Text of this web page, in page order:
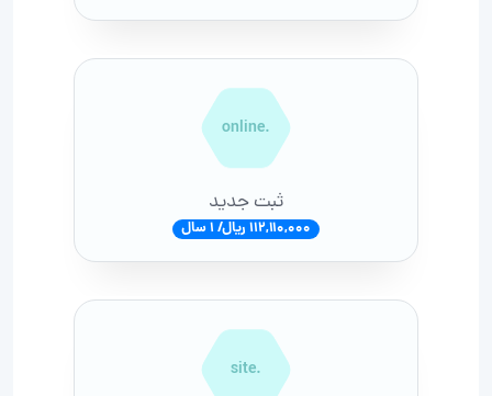
.online
ثبت جدید
112,110,000 ریال/ 1 سال
.site